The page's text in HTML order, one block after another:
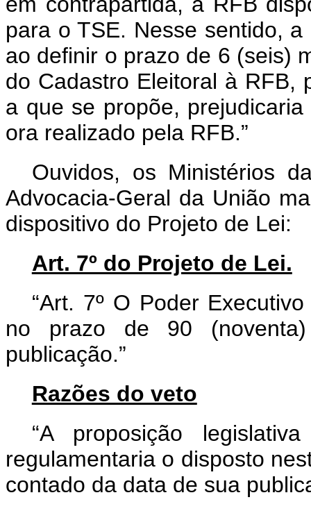
para o TSE. Nesse sentido,
ao definir o prazo de 6 (seis)
do Cadastro Eleitoral à RFB,
a que se propõe,
ora realizado pela RFB.”
Ouvidos, os Ministérios
Advocacia-Geral da União
dispositivo do Projeto de Lei:
Art. 7º do Projeto de Lei.
“Art. 7º O Poder
no prazo de 90
publicação.”
Razões do veto
“A proposição
regulamentaria o disposto
contado da data de sua